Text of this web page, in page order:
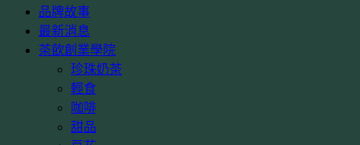
品牌故事
最新消息
茶飲創業學院
珍珠奶茶
輕食
咖啡
甜品